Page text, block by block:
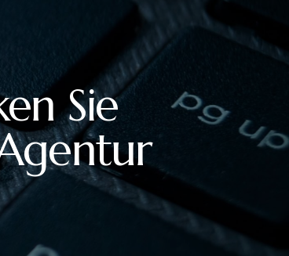
Sie